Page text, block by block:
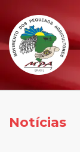
Notícias